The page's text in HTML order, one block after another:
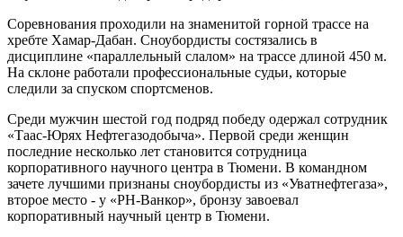
Соревнования проходили на знаменитой горной трассе на
хребте Хамар-Дабан. Сноубордисты состязались в
дисциплине «параллельный слалом» на трассе длиной 450 м.
На склоне работали профессиональные судьи, которые
следили за спуском спортсменов.
Среди мужчин шестой год подряд победу одержал сотрудник
«Таас-Юрях Нефтегазодобыча». Первой среди женщин
последние несколько лет становится сотрудница
корпоративного научного центра в Тюмени. В командном
зачете лучшими признаны сноубордисты из «Уватнефтегаза»,
второе место - у «РН-Ванкор», бронзу завоевал
корпоративный научный центр в Тюмени.